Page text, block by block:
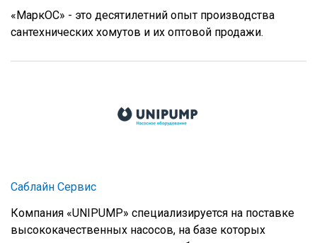
«МаркОС» - это десятилетний опыт производства
сантехнических хомутов и их оптовой продажи.
Саблайн Сервис
Компания «UNIPUMP» специализируется на поставке
высококачественных насосов, на базе которых